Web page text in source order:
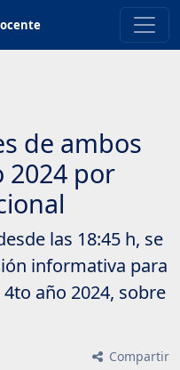
de ambos
2024 por
las 18:45 h, se
informativa para
año 2024, sobre
Compartir